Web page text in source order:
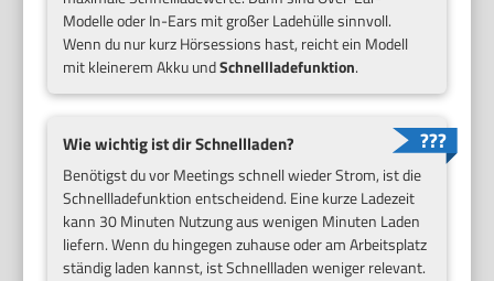
Modelle oder In-Ears mit großer Ladehülle sinnvoll.
Wenn du nur kurz Hörsessions hast, reicht ein Modell
mit kleinerem Akku undSchnellladefunktion.
Wie wichtig ist dir Schnellladen?
Benötigst du vor Meetings schnell wieder Strom, ist die
Schnellladefunktion entscheidend. Eine kurze Ladezeit
kann 30 Minuten Nutzung aus wenigen Minuten Laden
liefern. Wenn du hingegen zuhause oder am Arbeitsplatz
ständig laden kannst, ist Schnellladen weniger relevant.